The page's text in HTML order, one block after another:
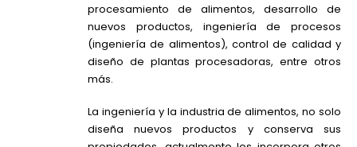
procesamiento de alimentos, desarrollo de
nuevos productos, ingeniería de procesos
(ingeniería de alimentos), control de calidad y
diseño de plantas procesadoras, entre otros
más.
La ingeniería y la industria de alimentos, no solo
diseña nuevos productos y conserva sus